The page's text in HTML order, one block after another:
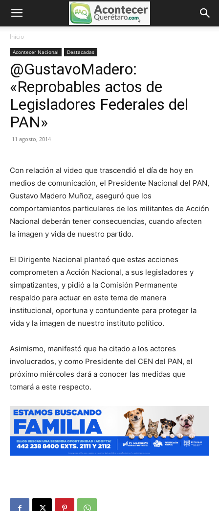
Inicio
Acontecer Nacional Destacadas
@GustavoMadero:
«Reprobables actos de
Legisladores Federales del
PAN»
11 agosto, 2014
Con relación al video que trascendió el día de hoy en
medios de comunicación, el Presidente Nacional del PAN,
Gustavo Madero Muñoz, aseguró que los
comportamientos particulares de los militantes de Acción
Nacional deberán tener consecuencias, cuando afecten
la imagen y vida de nuestro partido.
El Dirigente Nacional planteó que estas acciones
comprometen a Acción Nacional, a sus legisladores y
simpatizantes, y pidió a la Comisión Permanente
respaldo para actuar en este tema de manera
institucional, oportuna y contundente para proteger la
vida y la imagen de nuestro instituto político.
Asimismo, manifestó que ha citado a los actores
involucrados, y como Presidente del CEN del PAN, el
próximo miércoles dará a conocer las medidas que
tomará a este respecto.